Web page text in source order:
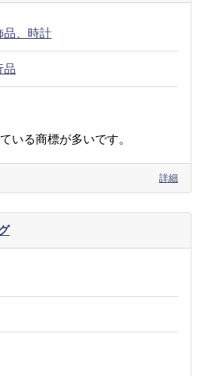
品、時計
品
いる商標が多いです。
詳細